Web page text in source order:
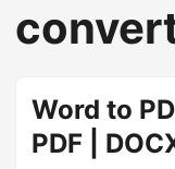
π
λ
Word to
PDF |